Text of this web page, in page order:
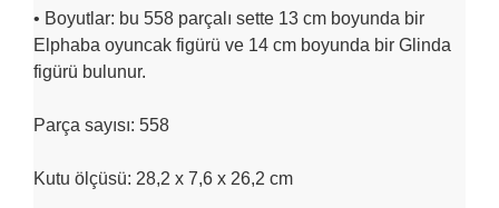
• Boyutlar: bu 558 parçalı sette 13 cm boyunda bir
Elphaba oyuncak figürü ve 14 cm boyunda bir Glinda
figürü bulunur.
Parça sayısı: 558
Kutu ölçüsü: 28,2 x 7,6 x 26,2 cm